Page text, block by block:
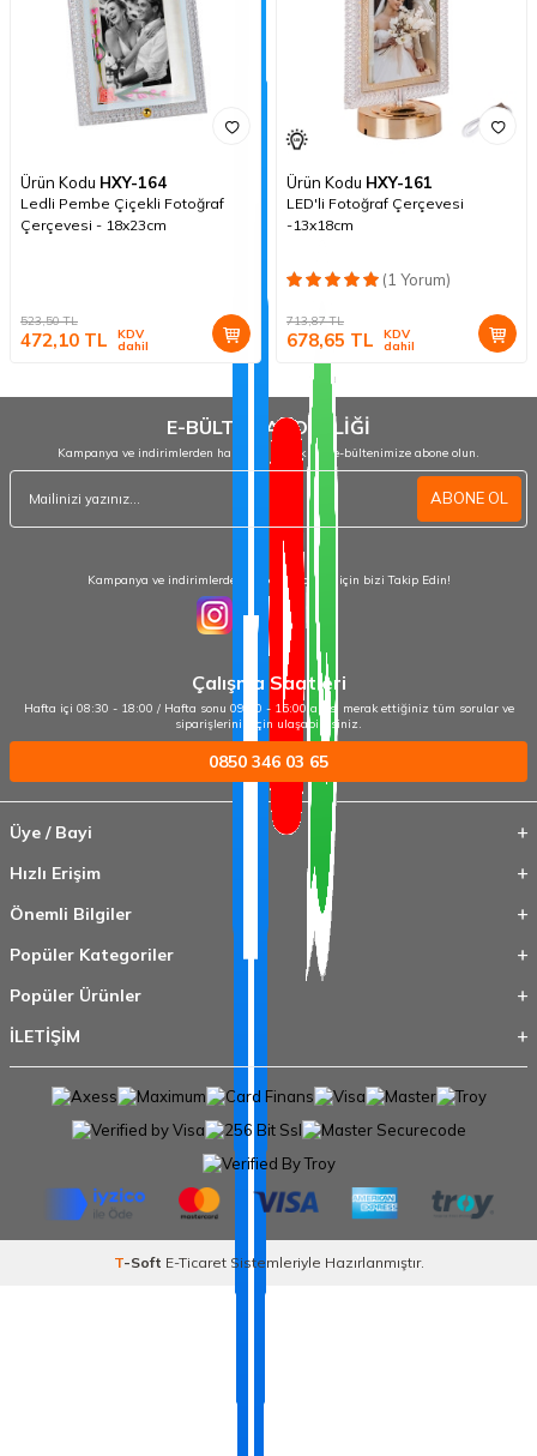
Ürün Kodu HXY-164
Ledli Pembe Çiçekli Fotoğraf
Çerçevesi - 18x23cm
523,50TL
472,10 TL KDV
dahil
Ürün Kodu HXY-161
LED'li Fotoğraf Çerçevesi
-13x18cm
(1 Yorum)
713,87TL
678,65 TL KDV
dahil
E-BÜLTEN ABONELİĞİ
Kampanya ve indirimlerden haberdar olmak için e-bültenimize abone olun.
ABONE OL
Kampanya ve indirimlerden haberdar olmak için bizi Takip Edin!
Çalışma Saatleri
Hafta içi 08:30 - 18:00 / Hafta sonu 09:00 - 15:00 arası merak ettiğiniz tüm sorular ve
siparişleriniz için ulaşabilirsiniz.
0850 346 03 65
Üye / Bayi
Hızlı Erişim
Önemli Bilgiler
Popüler Kategoriler
Popüler Ürünler
İLETİŞİM
T-Soft E-TicaretSistemleriyle Hazırlanmıştır.